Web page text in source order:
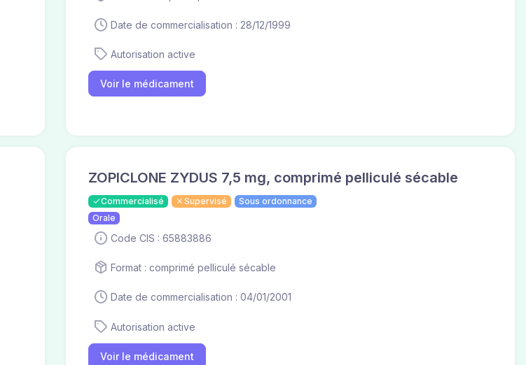
Date de commercialisation : 28/12/1999
Autorisation active
Voir le médicament
ZOPICLONE ZYDUS 7,5 mg, comprimé pelliculé sécable
Commercialisé Supervisé
Sous ordonnance
Orale
Code CIS : 65883886
Format : comprimé pelliculé sécable
Date de commercialisation : 04/01/2001
Autorisation active
Voir le médicament